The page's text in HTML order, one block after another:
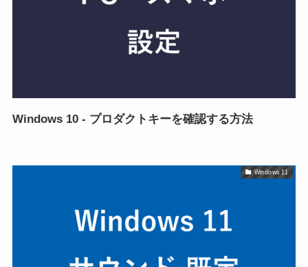
Windows 10 - プロダクトキーを確認する方法
Windows 11